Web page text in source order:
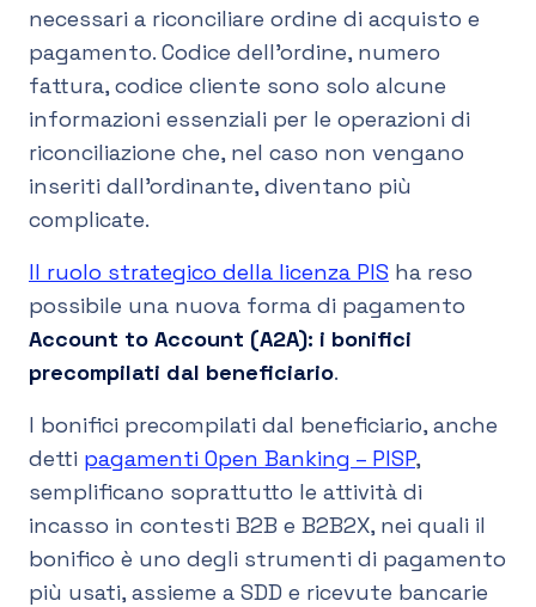
necessari a riconciliare ordine di acquisto e
pagamento. Codice dell’ordine, numero
fattura, codice cliente sono solo alcune
informazioni essenziali per le operazioni di
riconciliazione che, nel caso non vengano
inseriti dall’ordinante, diventano più
complicate.
Il ruolo strategico della licenza PIS ha reso
possibile una nuova forma di pagamento
Account to Account (A2A): i bonifici
precompilati dal beneficiario.
I bonifici precompilati dal beneficiario, anche
detti pagamenti Open Banking – PISP,
semplificano soprattutto le attività di
incasso in contesti B2B e B2B2X, nei quali il
bonifico è uno degli strumenti di pagamento
più usati, assieme a SDD e ricevute bancarie